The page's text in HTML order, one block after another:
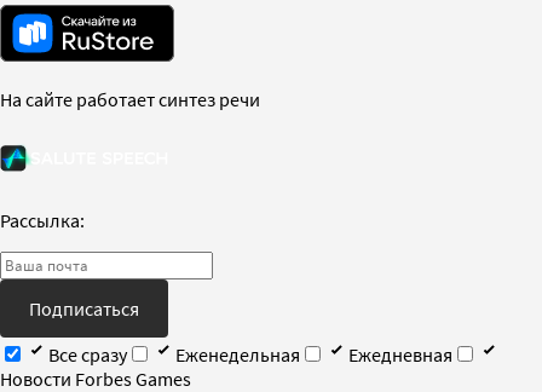
На сайте работает синтез речи
Рассылка:
Подписаться
Все сразу
Еженедельная
Ежедневная
Новости Forbes Games